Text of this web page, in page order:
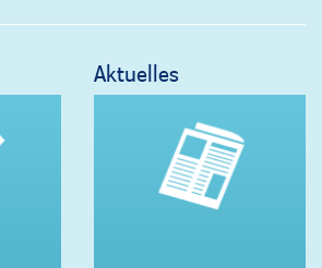
Aktuelles